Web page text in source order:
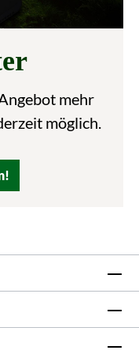
mehr
möglich.